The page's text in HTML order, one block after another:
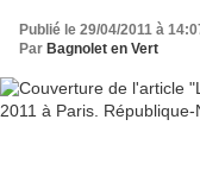
Publié le 29/04/2011 à
Par Bagnolet en Vert